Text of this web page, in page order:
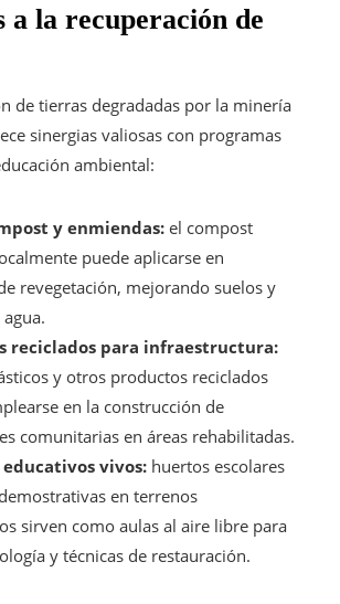
a la recuperación de
de tierras degradadas por la minería
sinergias valiosas con programas
ambiental:
y enmiendas: el compost
puede aplicarse en
revegetación, mejorando suelos y
reciclados para infraestructura:
y otros productos reciclados
en la construcción de
comunitarias en áreas rehabilitadas.
educativos vivos: huertos escolares
en terrenos
sirven como aulas al aire libre para
y técnicas de restauración.